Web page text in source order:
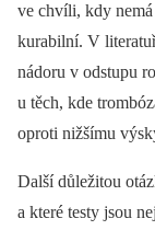
ve chvíli, kdy
kurabilní. V
nádoru v odstupu
u těch, kde
oproti nižšímu
Další důležitou
a které testy jsou